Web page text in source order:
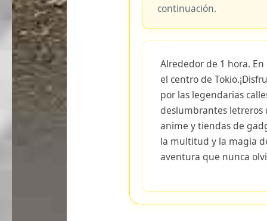
continuación.
Alrededor de 1 hora. En
el centro de
por las legendarias
deslumbrantes letreros
anime y tiendas de
la multitud y la magia
aventura que nunca